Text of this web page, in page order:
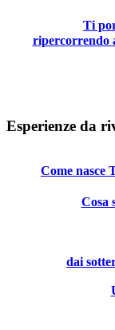
Ti
ripercorrendo
Esperienze da
Come nasce
Cosa
dai